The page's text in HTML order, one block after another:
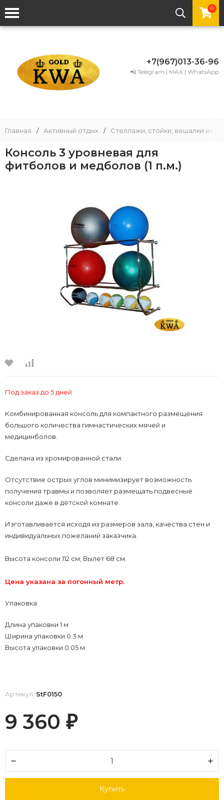
0
+7(967)013-36-96
📲 Telegram | MAX | WhatsApp
Главная / Активный отдых / Стеллажи, стойки, вешалки из
Консоль 3 уровневая для
фитболов и медболов (1 п.м.)
Под заказ до 5 дней
Комбинированная консоль для компактного размещения
большого количества гимнастических мячей и
медицинболов.
Сделана из хромированной стали.
Отсутствие острых углов минимизирует возможность
получения травмы и позволяет размещать подвесные
консоли даже в детской комнате.
Изготавливается исходя из размеров зала, качества стен и
индивидуальных пожеланий заказчика.
Высота консоли 112 см, Вылет 68 см.
Цена указана за погонный метр.
Упаковка:
Длина упаковки 1 м
Ширина упаковки 0.3 м
Высота упаковки 0.05 м
Артикул: StF0150
9 360 ₽
Купить